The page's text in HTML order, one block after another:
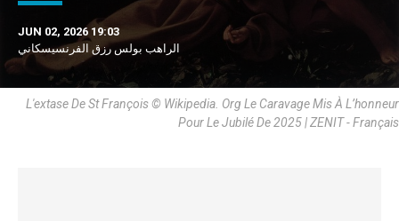
JUN 02, 2026 19:03
الراهب بولس رزق الفرنسيسكاني
L'extase De St François © Wikipedia. Org Le Caravage Mis À L’honneur
Pour Le Jubilé De 2025 | ZENIT - Français